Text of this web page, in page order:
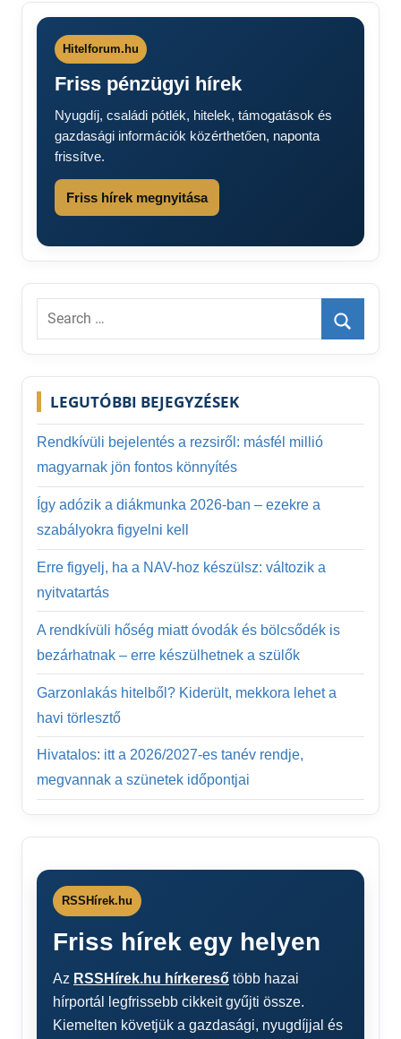
Hitelforum.hu
Friss pénzügyi hírek
Nyugdíj, családi pótlék, hitelek, támogatások és
gazdasági információk közérthetően, naponta
frissítve.
Friss hírek megnyitása
Search
Search
LEGUTÓBBI BEJEGYZÉSEK
Rendkívüli bejelentés a rezsiről: másfél millió
magyarnak jön fontos könnyítés
Így adózik a diákmunka 2026-ban – ezekre a
szabályokra figyelni kell
Erre figyelj, ha a NAV-hoz készülsz: változik a
nyitvatartás
A rendkívüli hőség miatt óvodák és bölcsődék is
bezárhatnak – erre készülhetnek a szülők
Garzonlakás hitelből? Kiderült, mekkora lehet a
havi törlesztő
Hivatalos: itt a 2026/2027-es tanév rendje,
megvannak a szünetek időpontjai
RSSHírek.hu
Friss hírek egy helyen
Az RSSHírek.hu hírkereső több hazai
hírportál legfrissebb cikkeit gyűjti össze.
Kiemelten követjük a gazdasági, nyugdíjjal és